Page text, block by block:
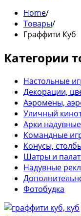
Home/
Товары/
Граффити Куб
Категории
Настольные
Декорации,
Аэромены,
Уличный
Арки надувные
Командные
Конусы,
Шатры и
Надувные
Фотобудка